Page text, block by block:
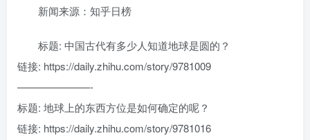
新闻来源：知乎日榜
标题: 中国古代有多少人知道地球是圆的？
链接: https://daily.zhihu.com/story/9781009
———————-
标题: 地球上的东西方位是如何确定的呢？
链接: https://daily.zhihu.com/story/9781016